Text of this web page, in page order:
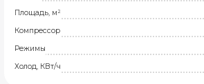
Площадь, м²
Компрессор
Режимы
Холод, КВт/ч